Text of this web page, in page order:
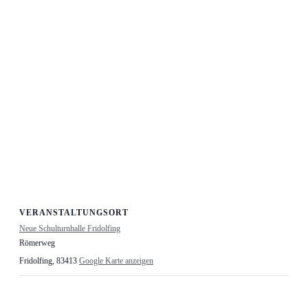
VERANSTALTUNGSORT
Neue Schulturnhalle Fridolfing
Römerweg
Fridolfing, 83413 Google Karte anzeigen